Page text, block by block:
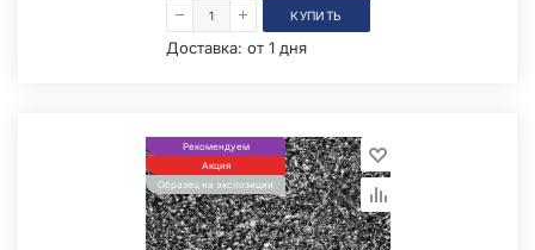
КУПИТЬ
Доставка: от 1 дня
Рекомендуем
Акция
Образец на экспозиции